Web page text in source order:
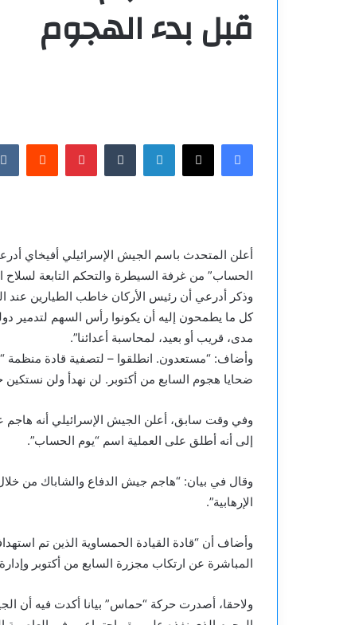
قبل بدء الهجوم
فيسبوك
‫X لينكدإن بينتيريست
أعلن المتحدث باسم الجيش الإسرائيلي أفيخاي
الحساب” من غرفة السيطرة والتحكم التابعة لسلاح
وذكر أدرعي أن رئيس الأركان خاطب الطيارين عند
كل ما يطمحون إليه أن يكونوا رأس السهم لتدمير
مدى، قريب أو بعيد، لمحاسبة أعدائنا”.
وأضاف: “مستعدون. انطلقوا – لتصفية قادة منظمة
ضحايا هجوم السابع من أكتوبر. لن نهدأ ولن
وفي وقت سابق، أعلن الجيش الإسرائيلي أنه هاجم
إلى أنه أطلق على العملية اسم “يوم الحساب”.
وقال في بيان: “هاجم جيش الدفاع والشاباك من
الإرهابية”.
وأضاف أن “‏قادة القيادة الحمساوية الذين تم
المباشرة عن ارتكاب مجزرة السابع من أكتوبر
ولاحقا، أصدرت حركة “حماس” بيانا أكدت فيه أن